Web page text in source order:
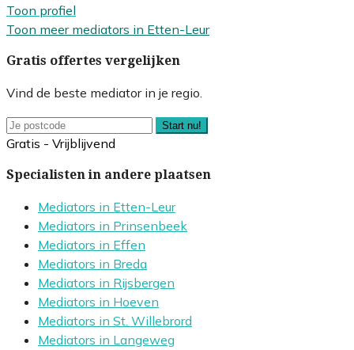
Toon profiel
Toon meer mediators in Etten-Leur
Gratis offertes vergelijken
Vind de beste mediator in je regio.
Start nu!
Gratis - Vrijblijvend
Specialisten in andere plaatsen
Mediators in Etten-Leur
Mediators in Prinsenbeek
Mediators in Effen
Mediators in Breda
Mediators in Rijsbergen
Mediators in Hoeven
Mediators in St. Willebrord
Mediators in Langeweg